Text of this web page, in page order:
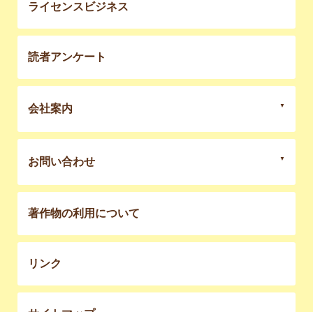
ライセンスビジネス
読者アンケート
会社案内
お問い合わせ
著作物の利用について
リンク